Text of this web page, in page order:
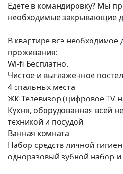
Едете в командировку? Мы
необходимые закрывающие
В квартире все необходимое
проживания:
Wi-fi Бесплатно.
Чистое и выглаженное
4 спальных места
ЖК Телевизор (цифровое ТV
Кухня, оборудованная всей
техникой и посудой
Ванная комната
Набор средств личной
одноразовый зубной набор и